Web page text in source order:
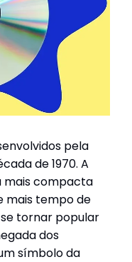
pela
de 1970. A
mais compacta
mais tempo de
se tornar popular
dos
símbolo da